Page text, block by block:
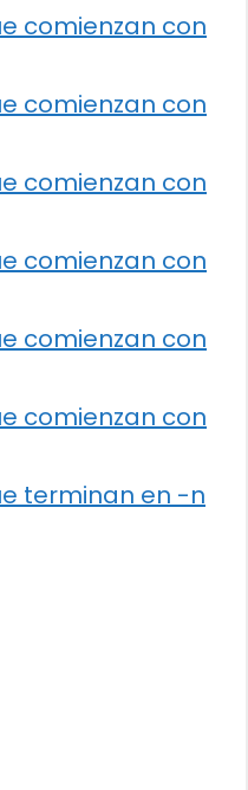
comienzan con
comienzan con
comienzan con
comienzan con
comienzan con
comienzan con
terminan en -n